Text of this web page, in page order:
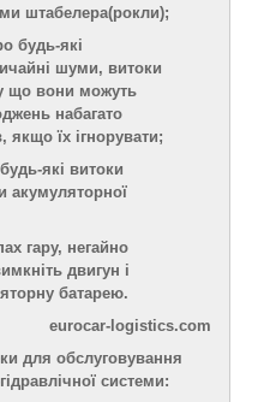
штабелера(рокли);
будь-які
шуми, витоки
що вони можуть
набагато
якщо їх ігнорувати;
які витоки
акумуляторної
гару, негайно
двигун і
батарею.
eurocar-logistics.com
для обслуговування
системи: